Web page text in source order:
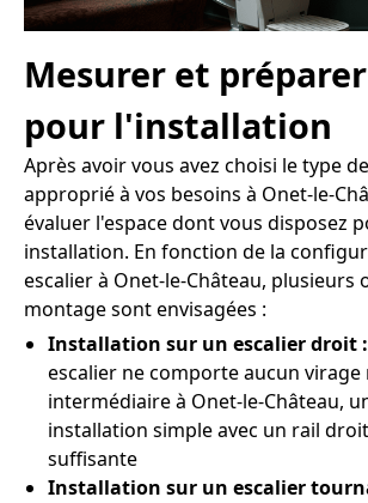
Mesurer et
pour l'installation
Après avoir vous avez choisi le type
approprié à vos besoins à Onet-le-
évaluer l'espace dont vous disposez
installation. En fonction de la
escalier à Onet-le-Château, plusieurs
montage sont envisagées :
Installation sur un escalier droit :
escalier ne comporte aucun virage
intermédiaire à Onet-le-Château,
installation simple avec un rail
suffisante
Installation sur un escalier